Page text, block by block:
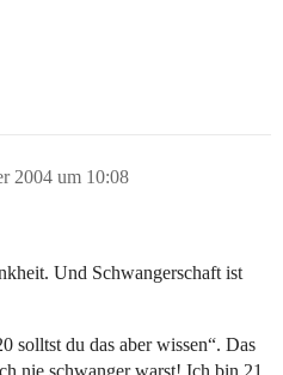
2004 um 10:08
Und Schwangerschaft ist
solltst du das aber wissen“. Das
nie schwanger warst! Ich bin 21